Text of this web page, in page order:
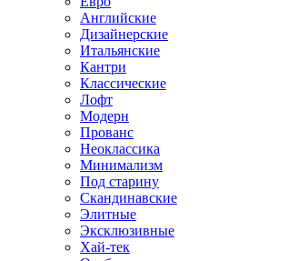
Английские
Дизайнерские
Итальянские
Кантри
Классические
Лофт
Модерн
Прованс
Неоклассика
Минимализм
Под старину
Скандинавские
Элитные
Эксклюзивные
Хай-тек